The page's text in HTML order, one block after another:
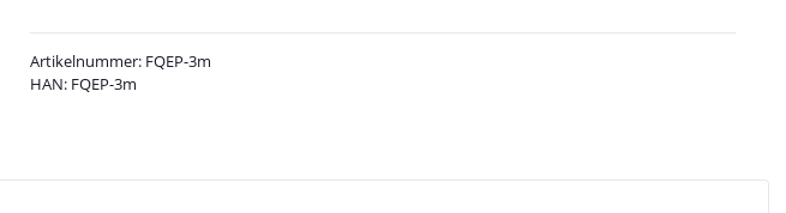
Artikelnummer: FQEP-3m
HAN: FQEP-3m